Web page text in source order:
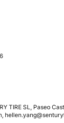
TIRE SL, Paseo